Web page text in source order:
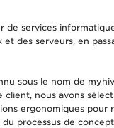
services
des serveurs, en
sous le nom de
nous avons
ergonomiques pour
processus de